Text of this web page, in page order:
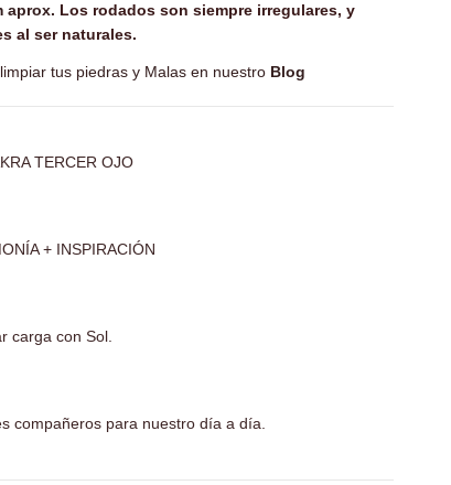
aprox. Los rodados son siempre irregulares, y
al ser naturales.
tus piedras y Malas en nuestro Blog
TERCER OJO
+ INSPIRACIÓN
carga con Sol.
compañeros para nuestro día a día.